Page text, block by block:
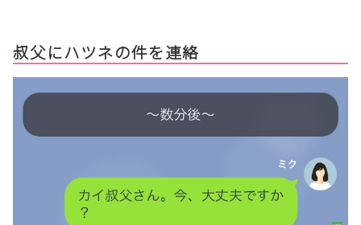
叔父にハツネの件を連絡